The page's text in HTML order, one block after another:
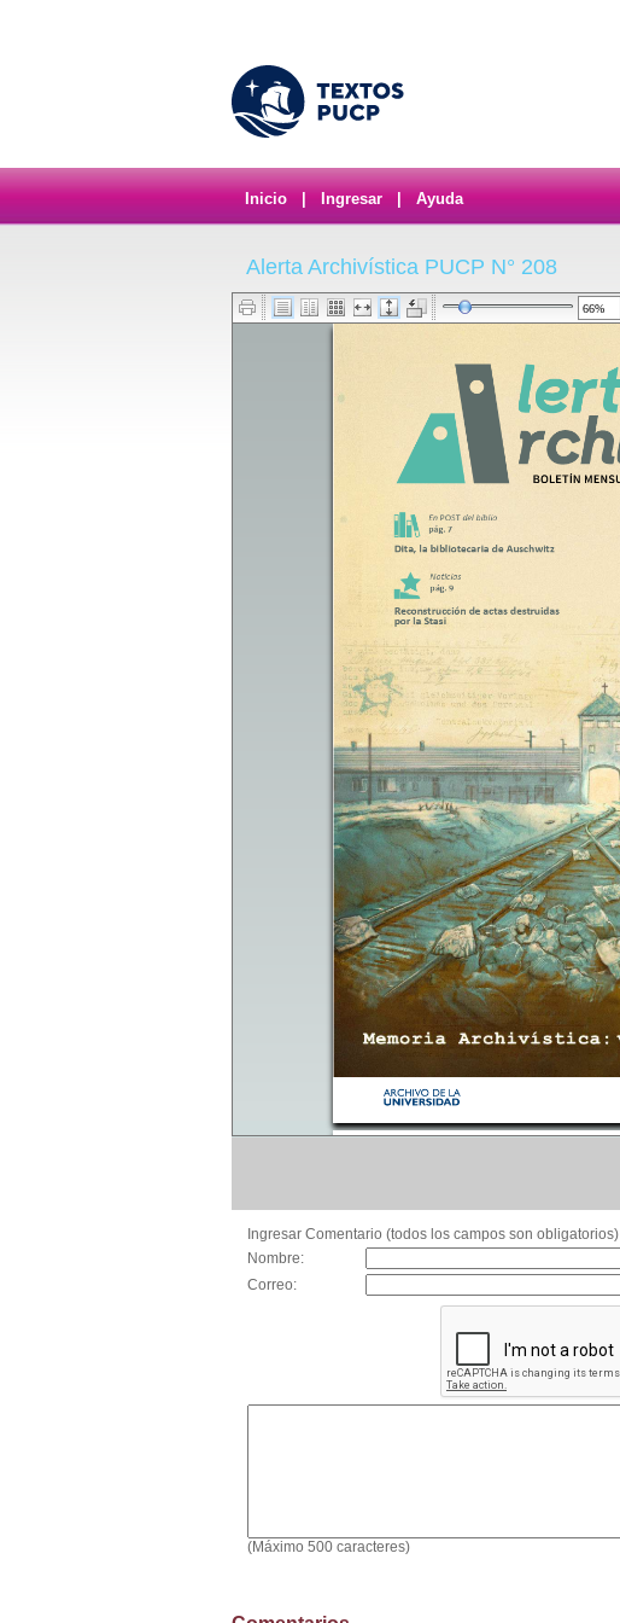
Inicio Ingresar Ayuda
Alerta Archivística PUCP N° 208
Ingresar Comentario (todos los campos son obligatorios)
Nombre:
Correo:
(Máximo 500 caracteres)